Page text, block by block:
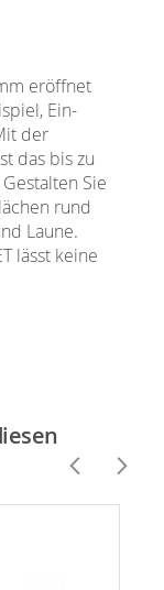
eröffnet
Ein-
der
das bis zu
Sie
rund
Laune.
lässt keine